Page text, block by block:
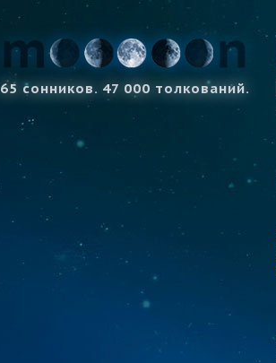
65 сонников. 47 000 толкований.